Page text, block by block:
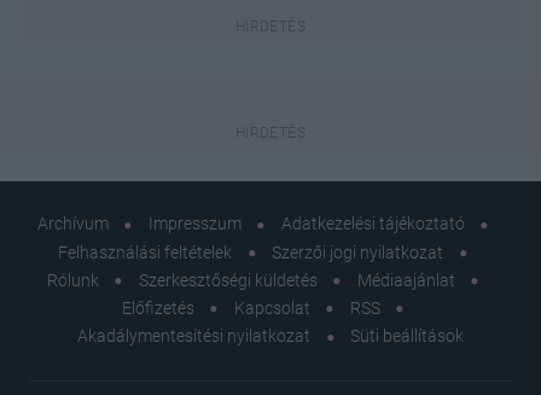
Archívum Impresszum
Adatkezelési tájékoztató
Felhasználási feltételek
Szerzői jogi nyilatkozat
Rólunk
Szerkesztőségi küldetés
Médiaajánlat
Előfizetés
Kapcsolat
RSS
Akadálymentesítési nyilatkozat
Süti beállítások